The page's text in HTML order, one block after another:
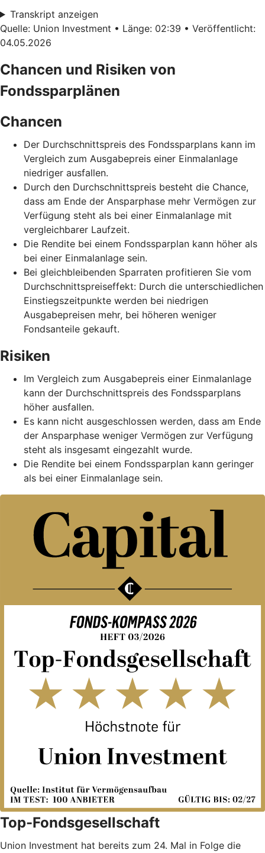
Transkript anzeigen
Quelle: Union Investment • Länge: 02:39 • Veröffentlicht:
04.05.2026
Chancen und Risiken von
Fondssparplänen
Chancen
Der Durchschnittspreis des Fondssparplans kann im
Vergleich zum Ausgabepreis einer Einmalanlage
niedriger ausfallen.
Durch den Durchschnittspreis besteht die Chance,
dass am Ende der Ansparphase mehr Vermögen zur
Verfügung steht als bei einer Einmalanlage mit
vergleichbarer Laufzeit.
Die Rendite bei einem Fondssparplan kann höher als
bei einer Einmalanlage sein.
Bei gleichbleibenden Sparraten profitieren Sie vom
Durchschnittspreiseffekt: Durch die unterschiedlichen
Einstiegszeitpunkte werden bei niedrigen
Ausgabepreisen mehr, bei höheren weniger
Fondsanteile gekauft.
Risiken
Im Vergleich zum Ausgabepreis einer Einmalanlage
kann der Durchschnittspreis des Fondssparplans
höher ausfallen.
Es kann nicht ausgeschlossen werden, dass am Ende
der Ansparphase weniger Vermögen zur Verfügung
steht als insgesamt eingezahlt wurde.
Die Rendite bei einem Fondssparplan kann geringer
als bei einer Einmalanlage sein.
Top-Fondsgesellschaft
Union Investment hat bereits zum 24. Mal in Folge die